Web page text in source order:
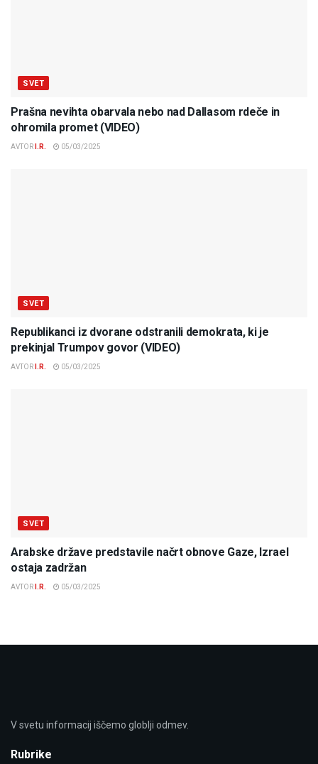
SVET
Prašna nevihta obarvala nebo nad Dallasom rdeče in
ohromila promet (VIDEO)
AVTOR I.R. 05/03/2025
SVET
Republikanci iz dvorane odstranili demokrata, ki je
prekinjal Trumpov govor (VIDEO)
AVTOR I.R. 05/03/2025
SVET
Arabske države predstavile načrt obnove Gaze, Izrael
ostaja zadržan
AVTOR I.R. 05/03/2025
V svetu informacij iščemo globlji odmev.
Rubrike